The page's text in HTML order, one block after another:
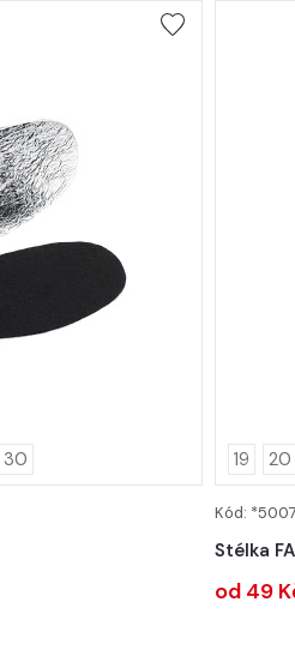
30 19 20
Kód:
Stélka
od 49